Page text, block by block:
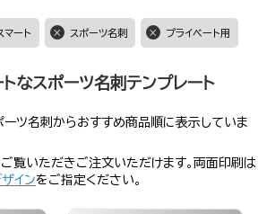
マート スポーツ名刺 プライベート用
トなスポーツ名刺テンプレート
ーツ名刺からおすすめ商品順に表示していま
覧いただきご注文いただけます。両面印刷は
インをご指定ください。